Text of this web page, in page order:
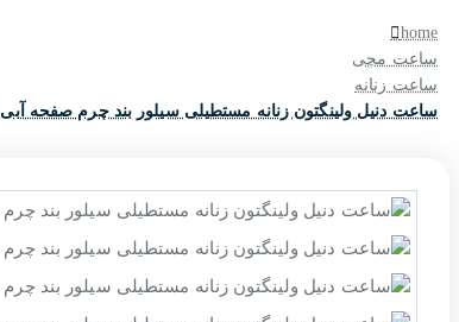
home
ساعت مچی
ساعت زنانه
ساعت دنیل ولینگتون زنانه مستطیلی سیلور بند چرم صفحه آبی DW-7120-L